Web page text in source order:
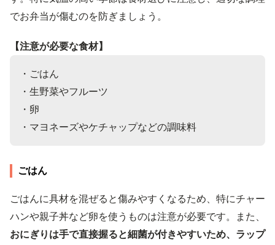
でお弁当が傷むのを防ぎましょう。
【注意が必要な食材】
・ごはん
・生野菜やフルーツ
・卵
ごはん
ごはんに具材を混ぜると傷みやすくなるため、特にチャー
ハンや親子丼など卵を使うものは注意が必要です。また、
おにぎりは手で直接握ると細菌が付きやすいため、ラップ